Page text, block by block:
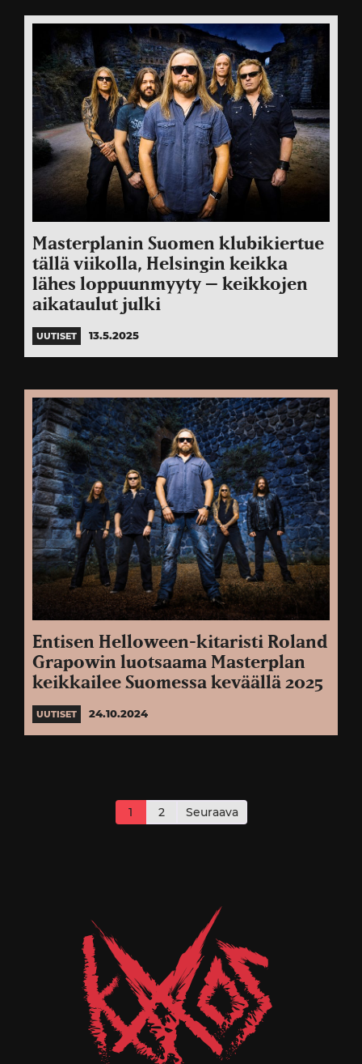
Masterplanin Suomen klubikiertue
tällä viikolla, Helsingin keikka
lähes loppuunmyyty – keikkojen
aikataulut julki
UUTISET 13.5.2025
Entisen Helloween-kitaristi Roland
Grapowin luotsaama Masterplan
keikkailee Suomessa keväällä 2025
UUTISET 24.10.2024
sivutus
1 2 Seuraava